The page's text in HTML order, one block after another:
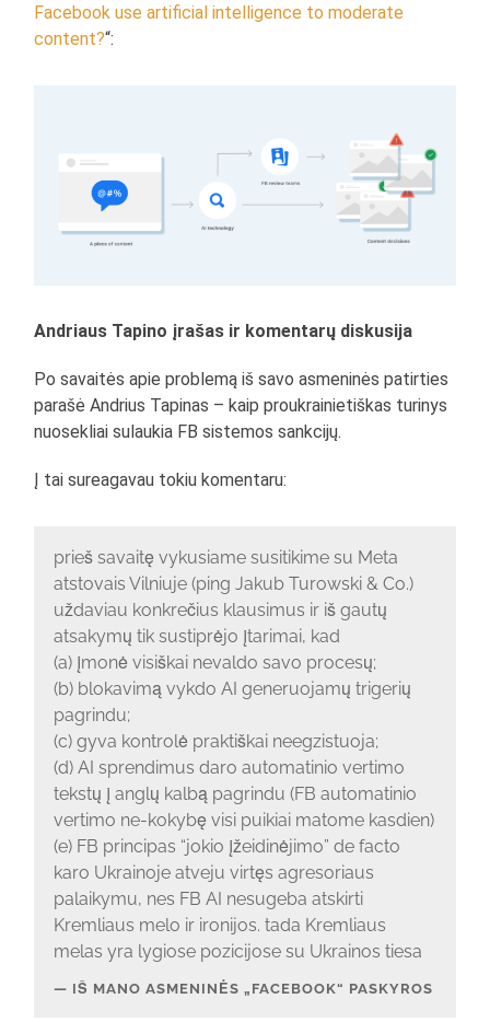
Facebook use artificial intelligence to moderate
content?“:
Andriaus Tapino įrašas ir komentarų diskusija
Po savaitės apie problemą iš savo asmeninės patirties
parašė Andrius Tapinas – kaip proukrainietiškas turinys
nuosekliai sulaukia FB sistemos sankcijų.
Į tai sureagavau tokiu komentaru:
prieš savaitę vykusiame susitikime su Meta
atstovais Vilniuje (ping Jakub Turowski & Co.)
uždaviau konkrečius klausimus ir iš gautų
atsakymų tik sustiprėjo įtarimai, kad
(a) įmonė visiškai nevaldo savo procesų;
(b) blokavimą vykdo AI generuojamų trigerių
pagrindu;
(c) gyva kontrolė praktiškai neegzistuoja;
(d) AI sprendimus daro automatinio vertimo
tekstų į anglų kalbą pagrindu (FB automatinio
vertimo ne-kokybę visi puikiai matome kasdien)
(e) FB principas “jokio įžeidinėjimo” de facto
karo Ukrainoje atveju virtęs agresoriaus
palaikymu, nes FB AI nesugeba atskirti
Kremliaus melo ir ironijos. tada Kremliaus
melas yra lygiose pozicijose su Ukrainos tiesa
IŠ MANO ASMENINĖS „FACEBOOK“ PASKYROS